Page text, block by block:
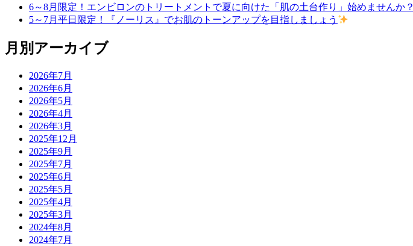
6～8月限定！エンビロンのトリートメントで夏に向けた「肌の土台作り」始めませんか？
5～7月平日限定！『ノーリス』でお肌のトーンアップを目指しましょう
月別アーカイブ
2026年7月
2026年6月
2026年5月
2026年4月
2026年3月
2025年12月
2025年9月
2025年7月
2025年6月
2025年5月
2025年4月
2025年3月
2024年8月
2024年7月